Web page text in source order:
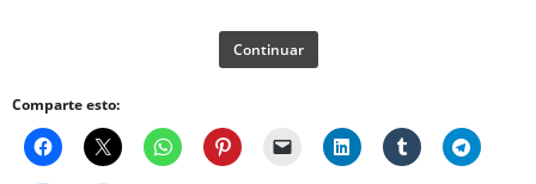
Continuar
Comparte esto: